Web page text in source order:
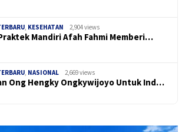
, KESEHATAN 2,904 views
Mandiri Afah Fahmi Memberi…
, NASIONAL 2,669 views
Ong Hengky Ongkywijoyo Untuk Ind…